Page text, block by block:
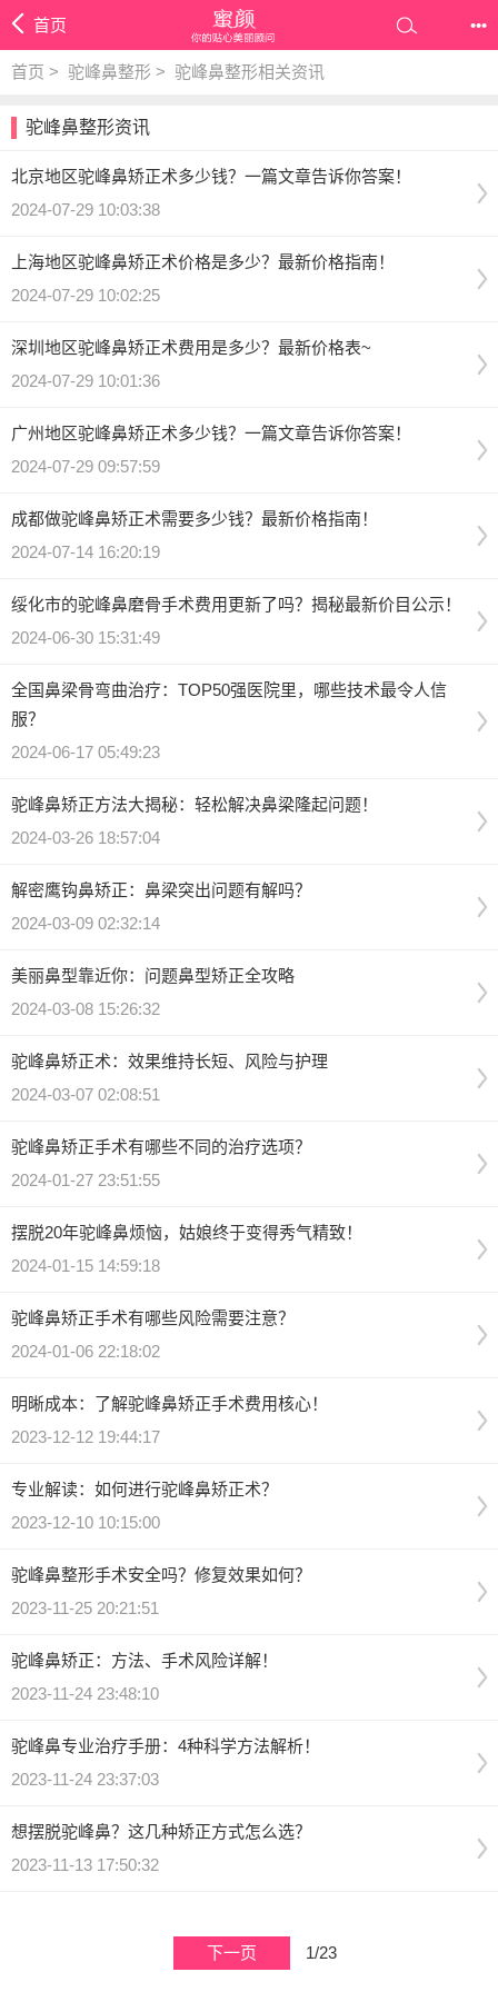
首页 •••
首页 > 驼峰鼻整形 > 驼峰鼻整形相关资讯
驼峰鼻整形资讯
北京地区驼峰鼻矫正术多少钱？一篇文章告诉你答案！
2024-07-29 10:03:38
上海地区驼峰鼻矫正术价格是多少？最新价格指南！
2024-07-29 10:02:25
深圳地区驼峰鼻矫正术费用是多少？最新价格表~
2024-07-29 10:01:36
广州地区驼峰鼻矫正术多少钱？一篇文章告诉你答案！
2024-07-29 09:57:59
成都做驼峰鼻矫正术需要多少钱？最新价格指南！
2024-07-14 16:20:19
绥化市的驼峰鼻磨骨手术费用更新了吗？揭秘最新价目公示！
2024-06-30 15:31:49
全国鼻梁骨弯曲治疗：TOP50强医院里，哪些技术最令人信
服？
2024-06-17 05:49:23
驼峰鼻矫正方法大揭秘：轻松解决鼻梁隆起问题！
2024-03-26 18:57:04
解密鹰钩鼻矫正：鼻梁突出问题有解吗？
2024-03-09 02:32:14
美丽鼻型靠近你：问题鼻型矫正全攻略
2024-03-08 15:26:32
驼峰鼻矫正术：效果维持长短、风险与护理
2024-03-07 02:08:51
驼峰鼻矫正手术有哪些不同的治疗选项？
2024-01-27 23:51:55
摆脱20年驼峰鼻烦恼，姑娘终于变得秀气精致！
2024-01-15 14:59:18
驼峰鼻矫正手术有哪些风险需要注意？
2024-01-06 22:18:02
明晰成本：了解驼峰鼻矫正手术费用核心！
2023-12-12 19:44:17
专业解读：如何进行驼峰鼻矫正术？
2023-12-10 10:15:00
驼峰鼻整形手术安全吗？修复效果如何？
2023-11-25 20:21:51
驼峰鼻矫正：方法、手术风险详解！
2023-11-24 23:48:10
驼峰鼻专业治疗手册：4种科学方法解析！
2023-11-24 23:37:03
想摆脱驼峰鼻？这几种矫正方式怎么选？
2023-11-13 17:50:32
下一页 1/23